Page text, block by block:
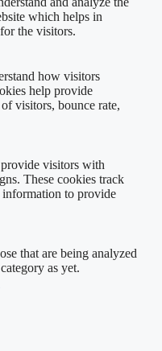
which helps in
the visitors.
how visitors
help provide
visitors, bounce rate,
visitors with
These cookies track
information to provide
that are being analyzed
as yet.